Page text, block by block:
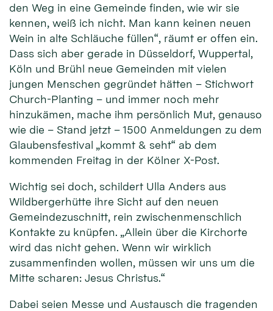
den Weg in eine Gemeinde finden, wie wir sie
kennen, weiß ich nicht. Man kann keinen neuen
Wein in alte Schläuche füllen“, räumt er offen ein.
Dass sich aber gerade in Düsseldorf, Wuppertal,
Köln und Brühl neue Gemeinden mit vielen
jungen Menschen gegründet hätten – Stichwort
Church-Planting – und immer noch mehr
hinzukämen, mache ihm persönlich Mut, genauso
wie die – Stand jetzt – 1500 Anmeldungen zu dem
Glaubensfestival „kommt & seht“ ab dem
kommenden Freitag in der Kölner X-Post.
Wichtig sei doch, schildert Ulla Anders aus
Wildbergerhütte ihre Sicht auf den neuen
Gemeindezuschnitt, rein zwischenmenschlich
Kontakte zu knüpfen. „Allein über die Kirchorte
wird das nicht gehen. Wenn wir wirklich
zusammenfinden wollen, müssen wir uns um die
Mitte scharen: Jesus Christus.“
Dabei seien Messe und Austausch die tragenden